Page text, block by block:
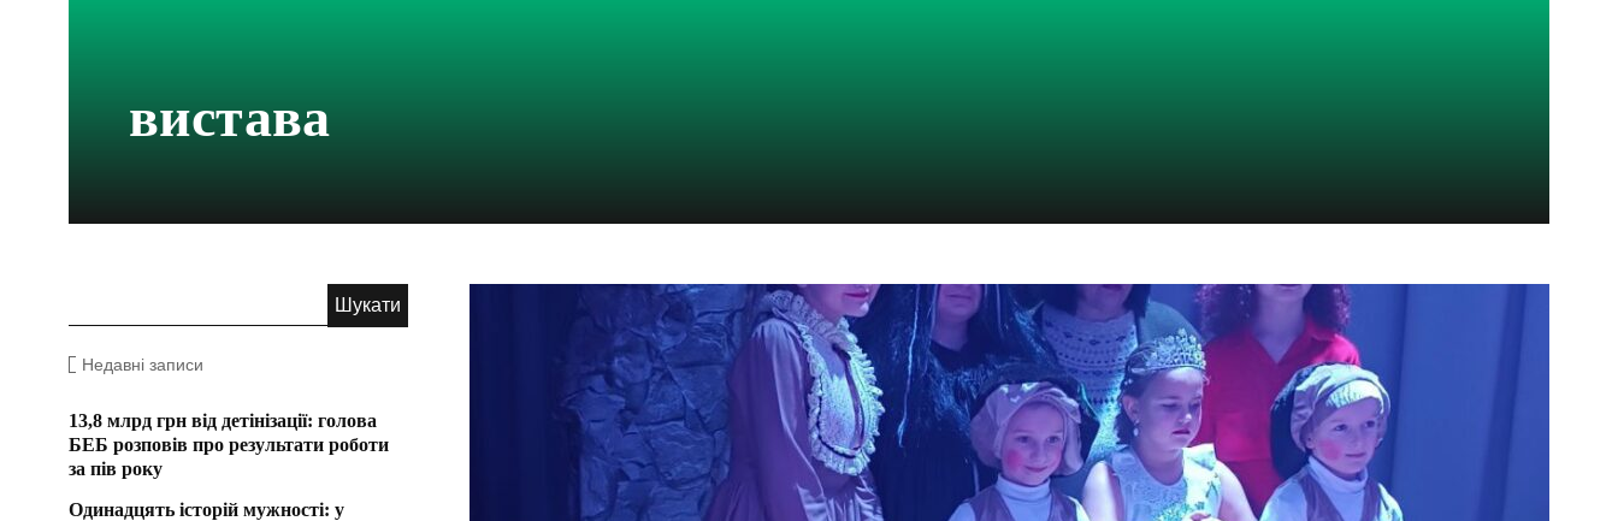
вистава
Недавні записи
13,8 млрд грн від детінізації: голова
БЕБ розповів про результати роботи
за пів року
Одинадцять історій мужності: у